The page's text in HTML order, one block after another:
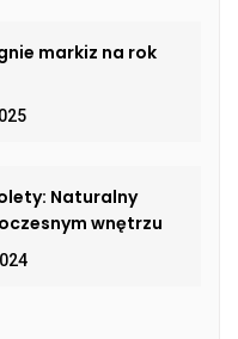
markiz na rok
Naturalny
wnętrzu